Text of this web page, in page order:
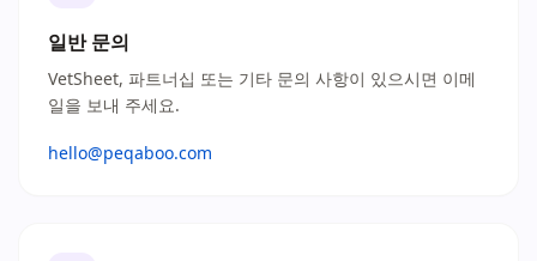
일반 문의
VetSheet, 파트너십 또는 기타 문의 사항이 있으시면 이메
일을 보내 주세요.
hello@peqaboo.com